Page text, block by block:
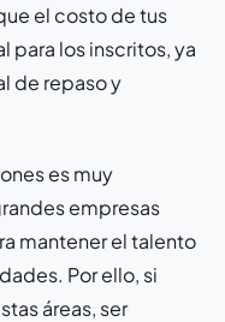
el costo de tus
para los inscritos, ya
de repaso y
es muy
empresas
mantener el talento
Por ello, si
áreas, ser